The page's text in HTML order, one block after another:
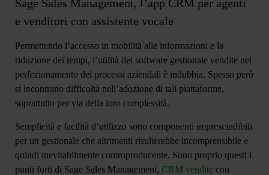
Sage Sales Management, l’app CRM per agenti
e venditori con assistente vocale
Permettendo l’accesso in mobilità alle informazioni e la
riduzione dei tempi, l’utilità dei software gestionale vendite nel
perfezionamento dei processi aziendali è indubbia. Spesso però
si incontrano difficoltà nell’adozione di tali piattaforme,
soprattutto per via della loro complessità.
Semplicità e facilità d’utilizzo sono componenti imprescindibili
per un gestionale che altrimenti risulterebbe incomprensibile e
quindi inevitabilmente controproducente. Sono proprio questi i
punti forti di Sage Sales Management, CRM vendite con